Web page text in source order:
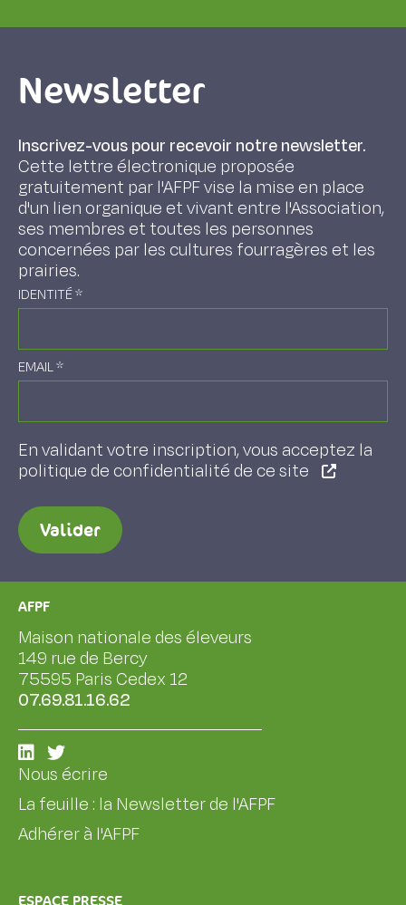
Newsletter
Inscrivez-vous pour recevoir notre newsletter.
Cette lettre électronique proposée
gratuitement par l'AFPF vise la mise en place
d'un lien organique et vivant entre l'Association,
ses membres et toutes les personnes
concernées par les cultures fourragères et les
prairies.
IDENTITÉ*
EMAIL*
En validant votre inscription, vous acceptez la
politique de confidentialité de ce site
Valider
AFPF
Maison nationale des éleveurs
149 rue de Bercy
75595 Paris Cedex 12
07.69.81.16.62
Nous écrire
La feuille : la Newsletter de l'AFPF
Adhérer à l'AFPF
ESPACE PRESSE